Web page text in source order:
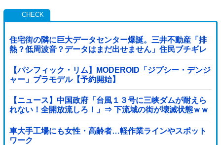
住宅街の隣に巨大データセンター爆誕。三井不動産「排
熱？低周波音？データはまだ出せません」住民ブチギレ
【パシフィック・リム】MODEROID「ジプシー・デンジ
ャー」プラモデル【予約開始】
【ニュース】中国政府「台風１３号に三峡ダムが耐えら
れない！全開放流しろ！」⇒ 下流域の街が壊滅状態ｗｗ
ｗｗｗ
車大手工場にも女性・高齢者…軽作業ラインやスポット
ワーク